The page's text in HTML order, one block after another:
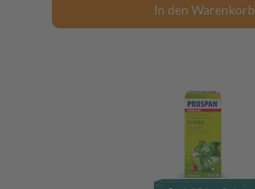
In den Warenkorb